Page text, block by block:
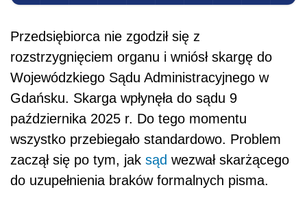
Przedsiębiorca nie zgodził się z
rozstrzygnięciem organu i wniósł skargę do
Wojewódzkiego Sądu Administracyjnego w
Gdańsku. Skarga wpłynęła do sądu 9
października 2025 r. Do tego momentu
wszystko przebiegało standardowo. Problem
zaczął się po tym, jak sąd wezwał skarżącego
do uzupełnienia braków formalnych pisma.